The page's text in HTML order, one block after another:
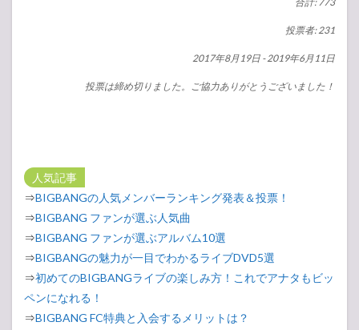
投票者: 231
2017年8月19日 -2019年6月11日
投票は締め切りました。ご協力ありがとうございました！
人気記事
⇒BIGBANGの人気メンバーランキング発表＆投票！
⇒BIGBANG ファンが選ぶ人気曲
⇒BIGBANG ファンが選ぶアルバム10選
⇒BIGBANGの魅力が一目でわかるライブDVD5選
⇒初めてのBIGBANGライブの楽しみ方！これでアナタもビッ
ペンになれる！
⇒BIGBANG FC特典と入会するメリットは？